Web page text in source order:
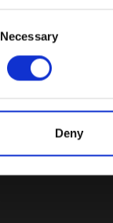
Necessary
Deny